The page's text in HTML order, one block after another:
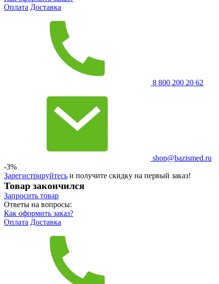
Оплата Доставка
8 800 200 20 62
shop@bazismed.ru
-3%
Зарегистрируйтесь и получите скидку на первый заказ!
Товар закончился
Запросить товар
Ответы на вопросы:
Как оформить заказ?
Оплата Доставка